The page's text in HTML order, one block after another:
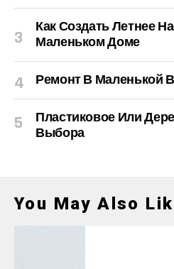
Как Создать Летнее
Маленьком Доме
Ремонт В Маленькой
Пластиковое Или
Выбора
You May Also